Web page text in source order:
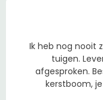
Ik heb nog nooit
tuigen.
afgesproken.
kerstboom,